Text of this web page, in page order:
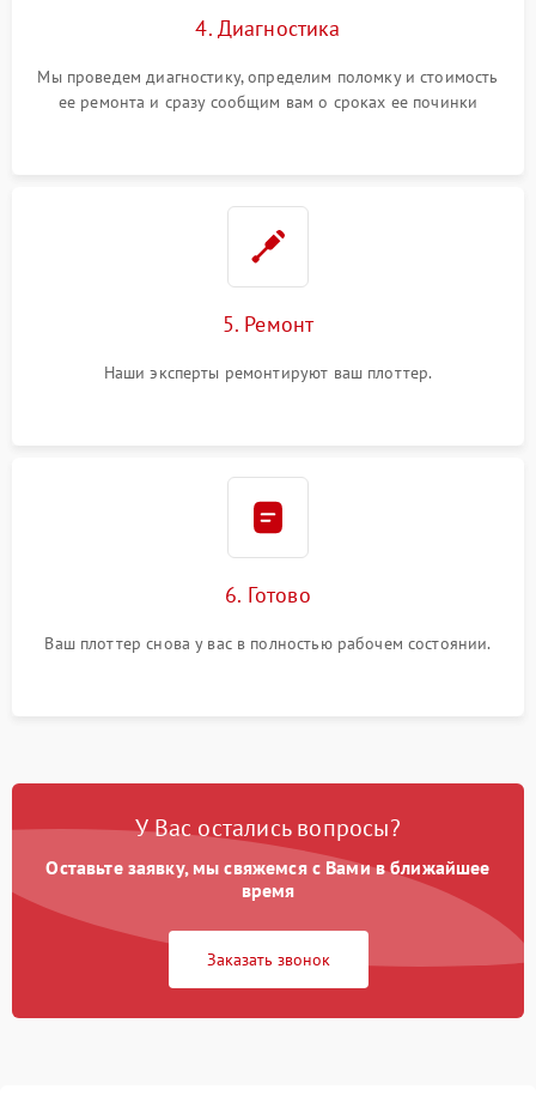
4. Диагностика
Мы проведем диагностику, определим поломку и стоимость
ее ремонта и сразу сообщим вам о сроках ее починки
5. Ремонт
Наши эксперты ремонтируют ваш плоттер.
6. Готово
Ваш плоттер снова у вас в полностью рабочем состоянии.
У Вас остались вопросы?
Оставьте заявку, мы свяжемся с Вами в ближайшее
время
Заказать звонок